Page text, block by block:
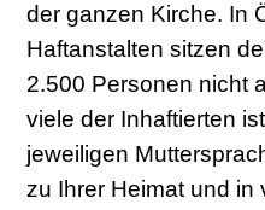
der ganzen Kirche. In
Haftanstalten sitzen
2.500 Personen nicht
viele der Inhaftierten
jeweiligen
zu Ihrer Heimat und in